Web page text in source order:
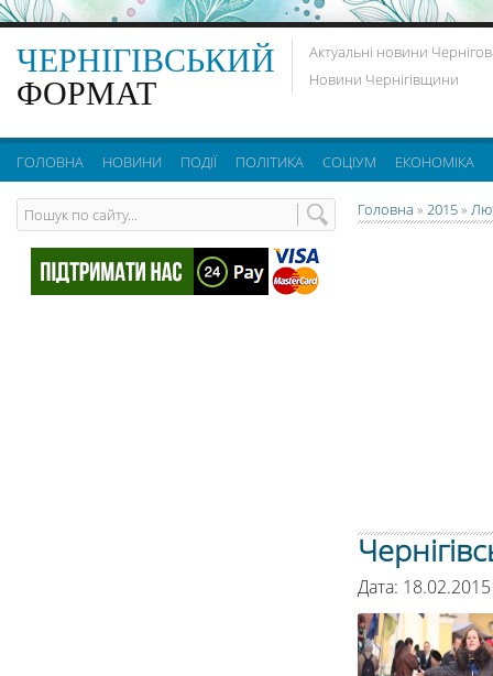
ЧЕРНІГІВСЬКИЙ
ФОРМАТ
Актуальні новини
Новини Чернігівщини
ГОЛОВНА НОВИНИ ПОДІЇ ПОЛІТИКА СОЦІУМ ЕКОНОМІКА
Головна » 2015»
Дата: